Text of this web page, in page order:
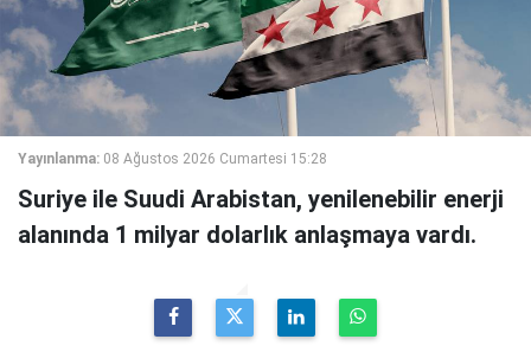
Yayınlanma: 08 Ağustos 2026 Cumartesi 15:28
Suriye ile Suudi Arabistan, yenilenebilir enerji
alanında 1 milyar dolarlık anlaşmaya vardı.